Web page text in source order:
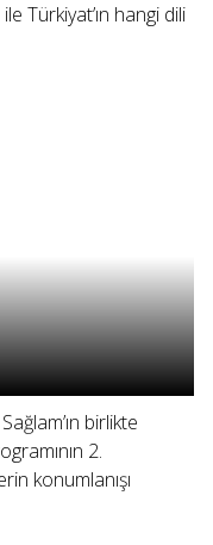
Türkiyat’ın hangi dili
birlikte
2.
konumlanışı